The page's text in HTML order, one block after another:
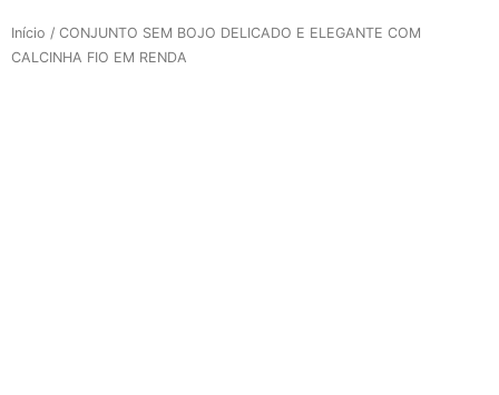
o
k
a
m
p
Início / CONJUNTO SEM BOJO DELICADO E ELEGANTE COM
CALCINHA FIO EM RENDA